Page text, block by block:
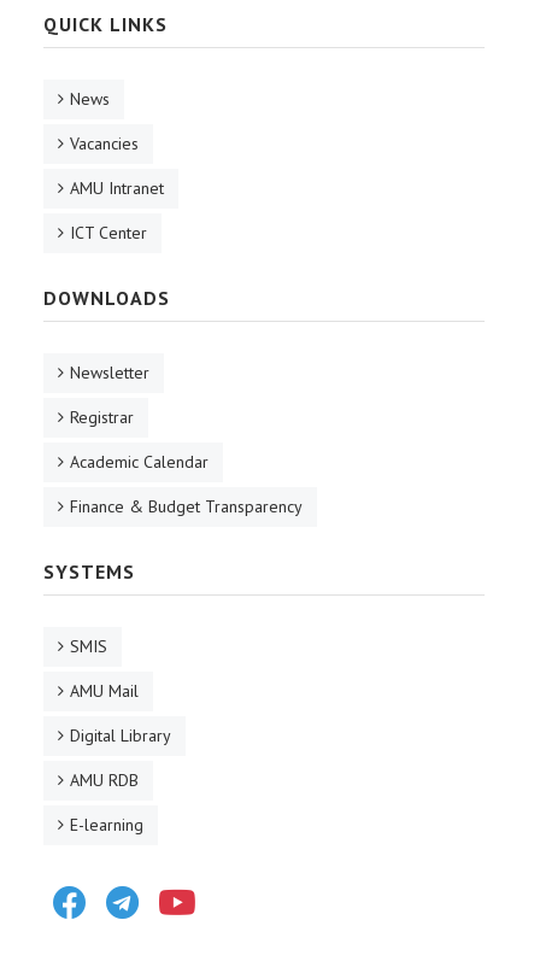
QUICK LINKS
News
Vacancies
AMU Intranet
ICT Center
DOWNLOADS
Newsletter
Registrar
Academic Calendar
Finance & Budget Transparency
SYSTEMS
SMIS
AMU Mail
Digital Library
AMU RDB
E-learning
FacebookTelegram